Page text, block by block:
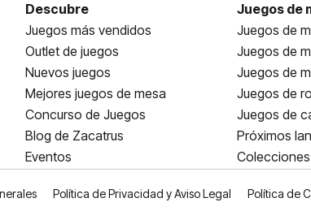
Descubre
Juegos más vendidos
Outlet de juegos
Nuevos juegos
Mejores juegos de mesa
Concurso de Juegos
Blog de Zacatrus
Eventos
Juegos de
Juegos de
Juegos de
Juegos de
Juegos de
Juegos de
Próximos
Colecciones
Política de Privacidad y Aviso Legal Política de